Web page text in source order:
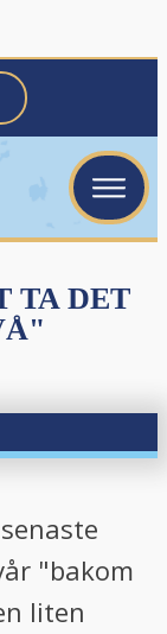
TA DET
"bakom
liten